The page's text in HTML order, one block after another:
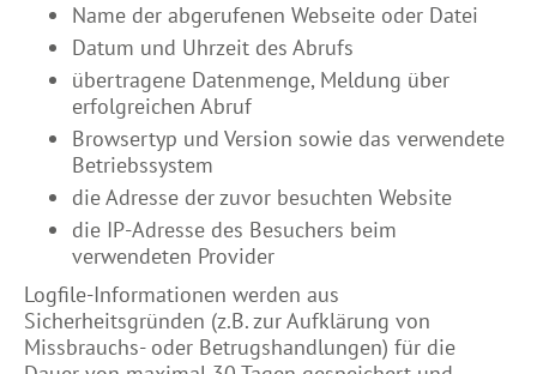
Name der abgerufenen Webseite oder Datei
Datum und Uhrzeit des Abrufs
übertragene Datenmenge, Meldung über
erfolgreichen Abruf
Browsertyp und Version sowie das verwendete
Betriebssystem
die Adresse der zuvor besuchten Website
die IP-Adresse des Besuchers beim
verwendeten Provider
Logfile-Informationen werden aus
Sicherheitsgründen (z.B. zur Aufklärung von
Missbrauchs- oder Betrugshandlungen) für die